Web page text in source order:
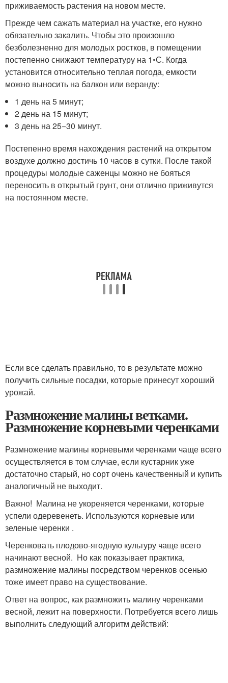
приживаемость растения на новом месте.
Прежде чем сажать материал на участке, его нужно
обязательно закалить. Чтобы это произошло
безболезненно для молодых ростков, в помещении
постепенно снижают температуру на 1◦С. Когда
установится относительно теплая погода, емкости
можно выносить на балкон или веранду:
1 день на 5 минут;
2 день на 15 минут;
3 день на 25−30 минут.
Постепенно время нахождения растений на открытом
воздухе должно достичь 10 часов в сутки. После такой
процедуры молодые саженцы можно не бояться
переносить в открытый грунт, они отлично приживутся
на постоянном месте.
Если все сделать правильно, то в результате можно
получить сильные посадки, которые принесут хороший
урожай.
Размножение малины ветками.
Размножение корневыми черенками
Размножение малины корневыми черенками чаще всего
осуществляется в том случае, если кустарник уже
достаточно старый, но сорт очень качественный и купить
аналогичный не выходит.
Важно! Малина не укореняется черенками, которые
успели одеревенеть. Используются корневые или
зеленые черенки .
Черенковать плодово-ягодную культуру чаще всего
начинают весной. Но как показывает практика,
размножение малины посредством черенков осенью
тоже имеет право на существование.
Ответ на вопрос, как размножить малину черенками
весной, лежит на поверхности. Потребуется всего лишь
выполнить следующий алгоритм действий: